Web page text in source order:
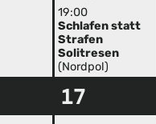
19:00
Schlafen statt
Strafen
Solitresen
(Nordpol)
17